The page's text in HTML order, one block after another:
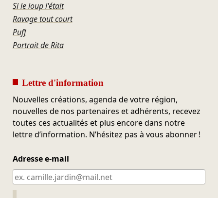
Si le loup l'était
Ravage tout court
Puff
Portrait de Rita
Lettre d'information
Nouvelles créations, agenda de votre région,
nouvelles de nos partenaires et adhérents, recevez
toutes ces actualités et plus encore dans notre
lettre d’information. N’hésitez pas à vous abonner !
Adresse e-mail